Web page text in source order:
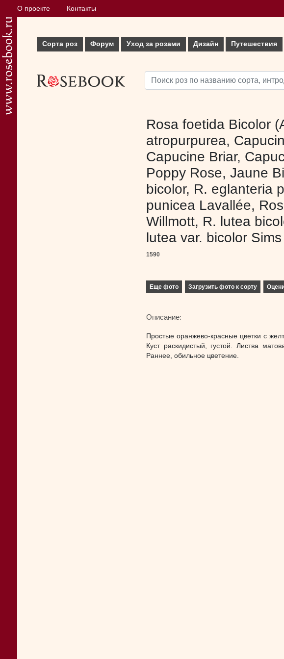
О проекте Контакты
Сорта роз Форум Уход за розами Дизайн Путешествия
Rosa foetida Bicolor
atropurpurea,
Capucine Briar,
Poppy Rose, Jaune
bicolor, R. eglanteria
punicea Lavallée,
Willmott, R. lutea
lutea var. bicolor
1590
Еще фото Загрузить фото к сорту
Описание:
Простые оранжево-красные цветки с
Куст раскидистый, густой. Листва
Раннее, обильное цветение.